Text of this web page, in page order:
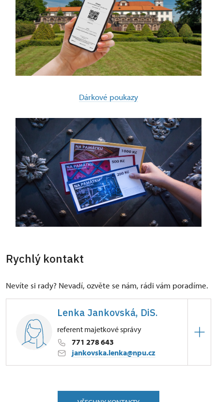
Dárkové poukazy
Rychlý kontakt
Nevíte si rady? Nevadí, ozvěte se nám, rádi vám poradíme.
Lenka Jankovská, DiS.
referent majetkové správy
771 278 643
jankovska.lenka@npu.cz
Zámek 59/, Český Krumlov 38101